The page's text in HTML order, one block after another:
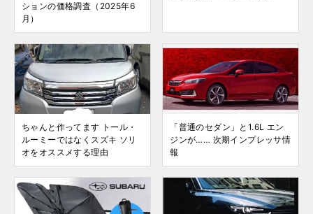
ションの価格調査（2025年6
月）
ちゃんと作ってます トール・
ルーミーではなくスズキ ソリ
オをオススメする理由
「普通のセダン」と1.6L エン
ジンが…… 次期インプレッサ情
報